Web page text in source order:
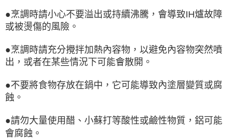
●烹調時請小心不要溢出或持續沸騰，會導致IH爐故障
或被燙傷的風險。
●烹調時請充分攪拌加熱內容物，以避免內容物突然噴
出，或者在某些情況下可能會散開。
●不要將食物存放在鍋中，它可能導致內塗層變質或腐
蝕。
●請勿大量使用醋、小蘇打等酸性或鹼性物質，鋁可能
會腐蝕。